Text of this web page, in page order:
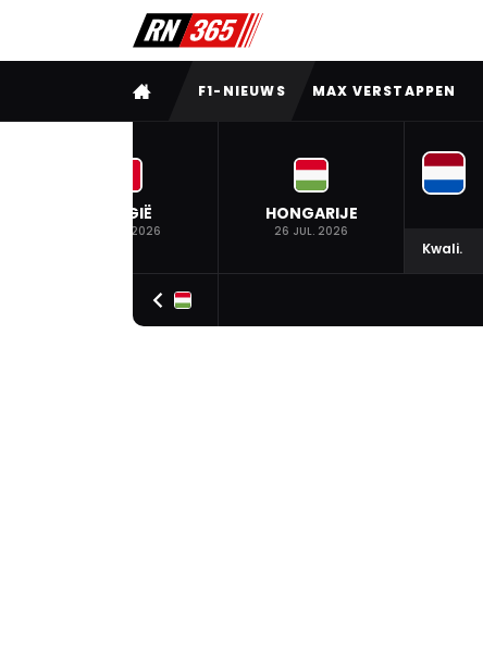
VOLLEDIG MENU
F1-NIEUWS MAX VERSTAPPEN
BELGIË
19 JUL. 2026
HONGARIJE
26 JUL. 2026
Kwali.